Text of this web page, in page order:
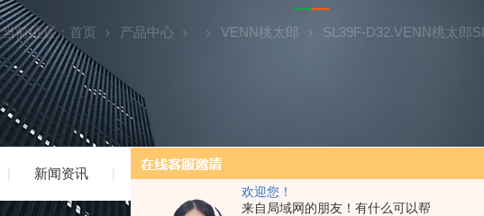
欢迎您！
来自局域网的朋友！有什么可以帮
新闻资讯 技术文章
当前位置： 首页 产品中心 VENN桃太郎 SL39F-D32.VENN桃太郎